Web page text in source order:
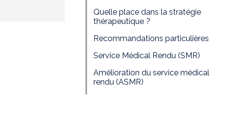
Quelle place dans la stratégie
thérapeutique ?
Recommandations particulières
Service Médical Rendu (SMR)
Amélioration du service médical
rendu (ASMR)